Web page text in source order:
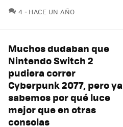
4 COMENTARIOS
HACE UN AÑO
Muchos dudaban que
Nintendo Switch 2
pudiera correr
Cyberpunk 2077, pero ya
sabemos por qué luce
mejor que en otras
consolas